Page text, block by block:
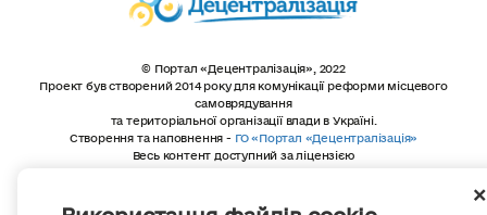
© Портал «Децентралізація», 2022
Проект був створений 2014 року для комунікації реформи місцевого
самоврядування
та територіальної організації влади в Україні.
Створення та наповнення - ГО «Портал «Децентралізація»
Весь контент доступний за ліцензією